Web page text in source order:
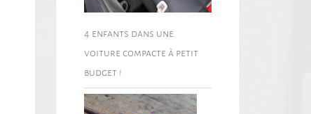
4 enfants dans une
voiture compacte à petit
budget !